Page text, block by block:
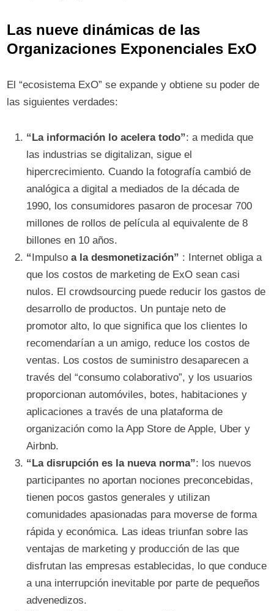
Las nueve dinámicas de las
Organizaciones Exponenciales ExO
El “ecosistema ExO” se expande y obtiene su poder de
las siguientes verdades:
“La información lo acelera todo”: a medida que
las industrias se digitalizan, sigue el
hipercrecimiento. Cuando la fotografía cambió de
analógica a digital a mediados de la década de
1990, los consumidores pasaron de procesar 700
millones de rollos de película al equivalente de 8
billones en 10 años.
“ Impulsoa la desmonetización” : Internet obliga a
que los costos de marketing de ExO sean casi
nulos. El crowdsourcing puede reducir los gastos de
desarrollo de productos. Un puntaje neto de
promotor alto, lo que significa que los clientes lo
recomendarían a un amigo, reduce los costos de
ventas. Los costos de suministro desaparecen a
través del “consumo colaborativo”, y los usuarios
proporcionan automóviles, botes, habitaciones y
aplicaciones a través de una plataforma de
organización como la App Store de Apple, Uber y
Airbnb.
“La disrupción es la nueva norma”: los nuevos
participantes no aportan nociones preconcebidas,
tienen pocos gastos generales y utilizan
comunidades apasionadas para moverse de forma
rápida y económica. Las ideas triunfan sobre las
ventajas de marketing y producción de las que
disfrutan las empresas establecidas, lo que conduce
a una interrupción inevitable por parte de pequeños
advenedizos.